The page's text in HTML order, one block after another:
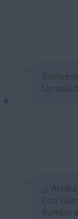
Un
¡¡¡
Con
Rumbo